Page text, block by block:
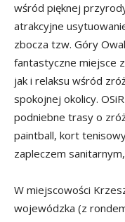
wśród pięknej
atrakcyjne
zbocza tzw. Góry
fantastyczne miejsce
jak i relaksu wśród
spokojnej okolicy.
podniebne trasy o
paintball, kort
zapleczem
W miejscowości
wojewódzka (z